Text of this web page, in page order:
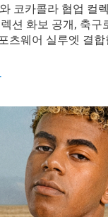
코카콜라 협업 컬
션 화보 공개, 축
웨어 실루엣 결합